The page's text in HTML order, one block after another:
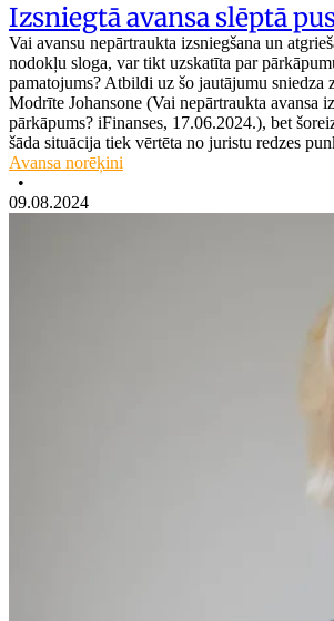
Izsniegtā avansa slēptā
Vai avansu nepārtraukta izsniegšana un
nodokļu sloga, var tikt uzskatīta par
pamatojums? Atbildi uz šo jautājumu sniedza
Modrīte Johansone (Vai nepārtraukta avansa
pārkāpums? iFinanses, 17.06.2024.), bet
šāda situācija tiek vērtēta no juristu redzes
Avansa norēķini
•
09.08.2024